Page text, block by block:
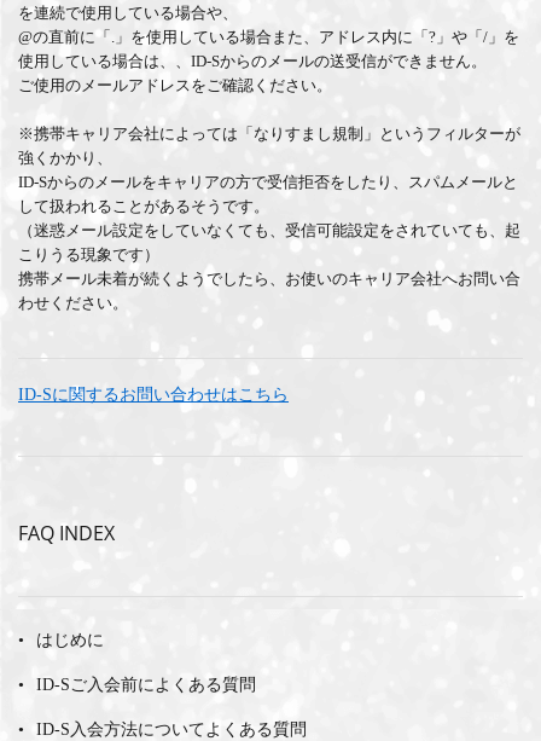
FAQ INDEX
はじめに
ID-Sご入会前によくある質問
ID-S入会方法についてよくある質問
を連続で使用している場合や、
@の直前に「.」を使用している場合また、アドレス内に「?」や「/」を
使用している場合は、、ID-Sからのメールの送受信ができません。
ご使用のメールアドレスをご確認ください。
※携帯キャリア会社によっては「なりすまし規制」というフィルターが
強くかかり、
ID-Sからのメールをキャリアの方で受信拒否をしたり、スパムメールと
して扱われることがあるそうです。
（迷惑メール設定をしていなくても、受信可能設定をされていても、起
こりうる現象です）
携帯メール未着が続くようでしたら、お使いのキャリア会社へお問い合
わせください。
ID-Sに関するお問い合わせはこちら